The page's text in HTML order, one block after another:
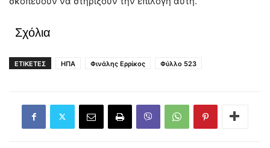
Σχόλια
ΕΤΙΚΕΤΕΣ ΗΠΑ Φινάλης Ερρίκος Φύλλο 523